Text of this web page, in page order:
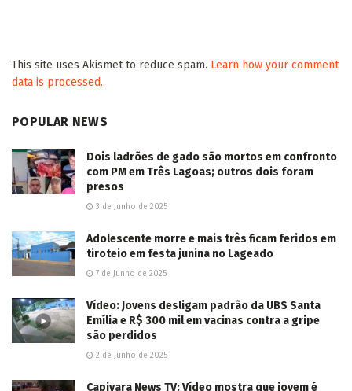
This site uses Akismet to reduce spam. Learn how your comment
data is processed.
POPULAR NEWS
Dois ladrões de gado são mortos em confronto
com PM em Três Lagoas; outros dois foram
presos
3 de Junho de 2025
Adolescente morre e mais três ficam feridos em
tiroteio em festa junina no Lageado
7 de Junho de 2025
Vídeo: Jovens desligam padrão da UBS Santa
Emília e R$ 300 mil em vacinas contra a gripe
são perdidos
2 de Junho de 2025
Capivara News TV: Vídeo mostra que jovem é